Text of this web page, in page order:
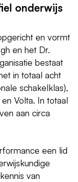
onderwijs
en vormt
en het Dr.
bestaat
in totaal acht
schakelklas),
Volta. In totaal
aan circa
een lid
van